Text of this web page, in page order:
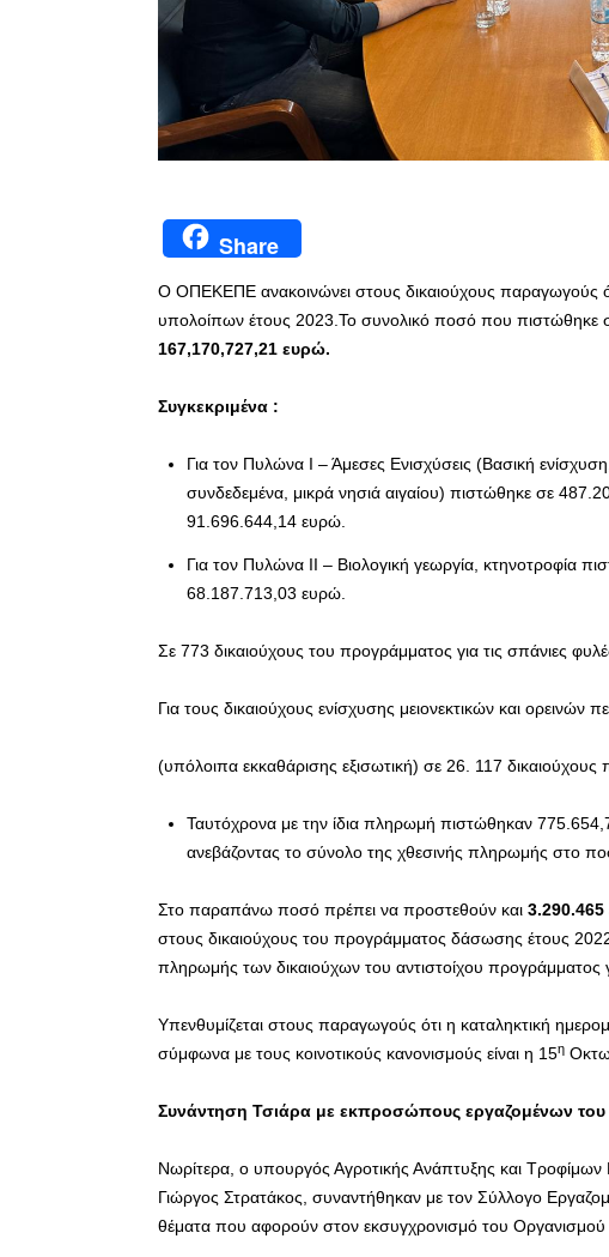
Share
Ο ΟΠΕΚΕΠΕ ανακοινώνει στους δικαιούχους παραγωγούς
υπολοίπων έτους 2023.Το συνολικό ποσό που πιστώθηκε
167,170,727,21 ευρώ.
Συγκεκριμένα :
Για τον Πυλώνα Ι – Άμεσες Ενισχύσεις (Βασική
συνδεδεμένα, μικρά νησιά αιγαίου) πιστώθηκε σε
91.696.644,14 ευρώ.
Για τον Πυλώνα ΙΙ – Βιολογική γεωργία, κτηνοτροφία
68.187.713,03 ευρώ.
Σε 773 δικαιούχους του προγράμματος για τις σπάνιες
Για τους δικαιούχους ενίσχυσης μειονεκτικών και ορεινών
(υπόλοιπα εκκαθάρισης εξισωτική) σε 26. 117
Ταυτόχρονα με την ίδια πληρωμή πιστώθηκαν
ανεβάζοντας το σύνολο της χθεσινής πληρωμής στο
Στο παραπάνω ποσό πρέπει να προστεθούν και 3.290.465
στους δικαιούχους του προγράμματος δάσωσης έτους 2022,
πληρωμής των δικαιούχων του αντιστοίχου προγράμματος
Υπενθυμίζεται στους παραγωγούς ότι η καταληκτική
σύμφωνα με τους κοινοτικούς κανονισμούς είναι η 15η
Συνάντηση Τσιάρα με εκπροσώπους εργαζομένων
Νωρίτερα, ο υπουργός Αγροτικής Ανάπτυξης και
Γιώργος Στρατάκος, συναντήθηκαν με τον Σύλλογο
θέματα που αφορούν στον εκσυγχρονισμό του Οργανισμού